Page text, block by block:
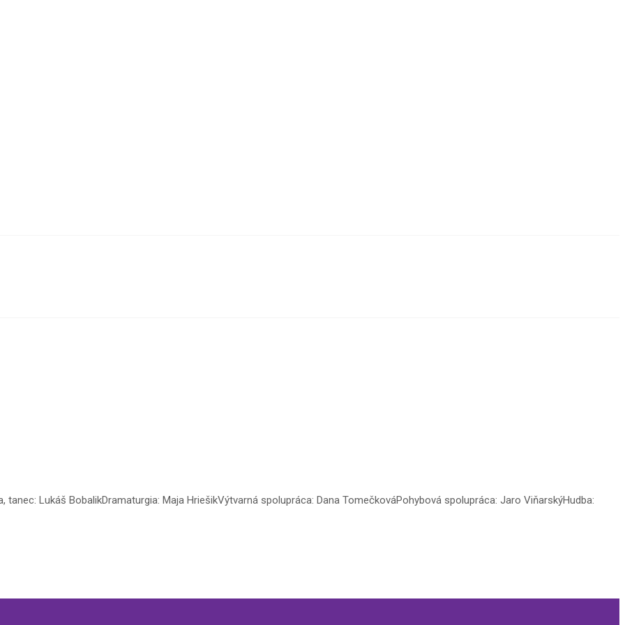
Lukáš BobalikDramaturgia: Maja HriešikVýtvarná spolupráca: Dana TomečkováPohybová spolupráca: Jaro ViňarskýHudba: